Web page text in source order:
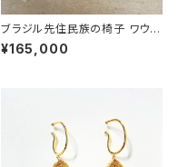
ブラジル先住民族の椅子 ワウラ
ー族 ジャガー（送料着払い）
¥165,000